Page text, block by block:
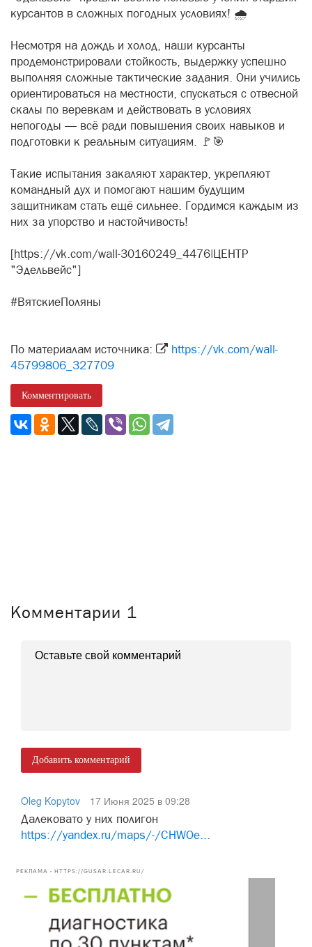
курсантов в сложных погодных условиях! 🌧
Несмотря на дождь и холод, наши курсанты
продемонстрировали стойкость, выдержку успешно
выполняя сложные тактические задания. Они учились
ориентироваться на местности, спускаться с отвесной
скалы по веревкам и действовать в условиях
непогоды — всё ради повышения своих навыков и
подготовки к реальным ситуациям. 🚩🎯
Такие испытания закаляют характер, укрепляют
командный дух и помогают нашим будущим
защитникам стать ещё сильнее. Гордимся каждым из
них за упорство и настойчивость!
[https://vk.com/wall-30160249_4476|ЦЕНТР
"Эдельвейс"]
#ВятскиеПоляны
По материалам источника:
https://vk.com/wall-
45799806_327709
Комментировать
Комментарии 1
Добавить комментарий
Oleg Kopytov
17 Июня 2025 в 09:28
Далековато у них полигон
https://yandex.ru/maps/-/CHWOe...
РЕКЛАМА • HTTPS://GUSAR.LECAR.RU/